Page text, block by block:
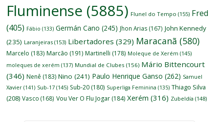
Fluminense (5885) Flunel do Tempo (155) Fred
(405) Fábio (133) Germán Cano (245) Jhon Arias (167) John Kennedy
(235) Laranjeiras (153) Libertadores (329) Maracanã (580)
Marcelo (183) Marcão (191) Martinelli (178) Moleque de Xerém (145)
moleques de xerém (137) Mundial de Clubes (156) Mário Bittencourt
(346) Nenê (183) Nino (241) Paulo Henrique Ganso (262) Samuel
Xavier (141) Sub-17 (145) Sub-20 (180) Superliga Feminina (135) Thiago Silva
(208) Vasco (168) Vou Ver O Flu Jogar (184) Xerém (316) Zubeldía (148)